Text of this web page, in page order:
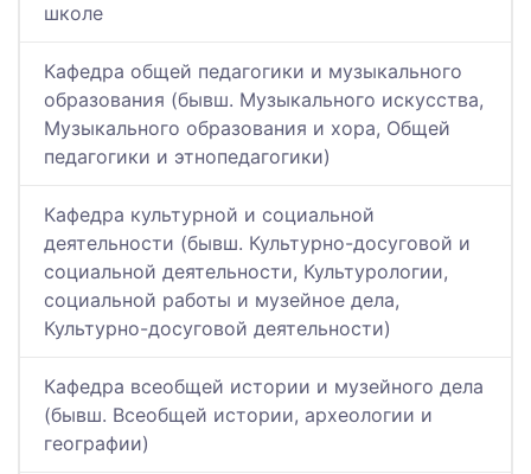
школе
Кафедра общей педагогики и музыкального
образования (бывш. Музыкального искусства,
Музыкального образования и хора, Общей
педагогики и этнопедагогики)
Кафедра культурной и социальной
деятельности (бывш. Культурно-досуговой и
социальной деятельности, Культурологии,
социальной работы и музейное дела,
Культурно-досуговой деятельности)
Кафедра всеобщей истории и музейного дела
(бывш. Всеобщей истории, археологии и
географии)